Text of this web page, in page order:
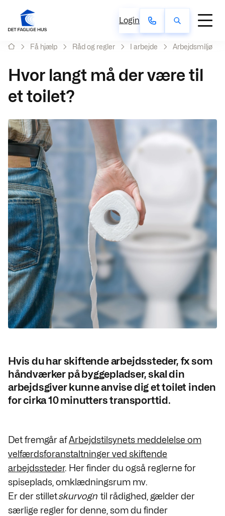
Login
Få hjælp Råd og regler I arbejde Arbejdsmiljø
Hvor langt må der være til
et toilet?
Hvis du har skiftende arbejdssteder, fx som
håndværker på byggepladser, skal din
arbejdsgiver kunne anvise dig et toilet inden
for cirka 10 minutters transporttid.
Det fremgår afArbejdstilsynets meddelelse om
velfærdsforanstaltninger ved skiftende
arbejdssteder. Her finder du også reglerne for
spiseplads, omklædningsrum mv.
Er der stilletskurvogn til rådighed, gælder der
særlige regler for denne, som du finder